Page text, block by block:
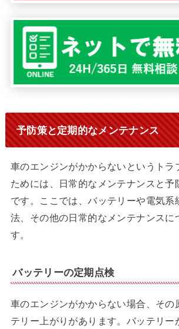
予防策と定期的なメンテナンス
車のエンジンがかからないというトラ
ためには、日常的なメンテナンスと
です。ここでは、バッテリーや電気系
法、その他の日常的なメンテナンスに
す。
バッテリーの定期点検
車のエンジンがかからない場合、その
テリー上がりがあります。バッテリー